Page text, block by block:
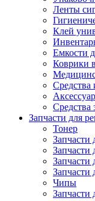
Ленты
Клей
Емкости
Коврики
Средства
Средства
Запчасти для
Тонер
Запчасти
Запчасти
Запчасти
Запчасти
Чипы
Запчасти